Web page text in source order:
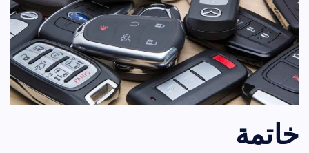
خاتمة